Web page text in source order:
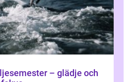
– glädje och